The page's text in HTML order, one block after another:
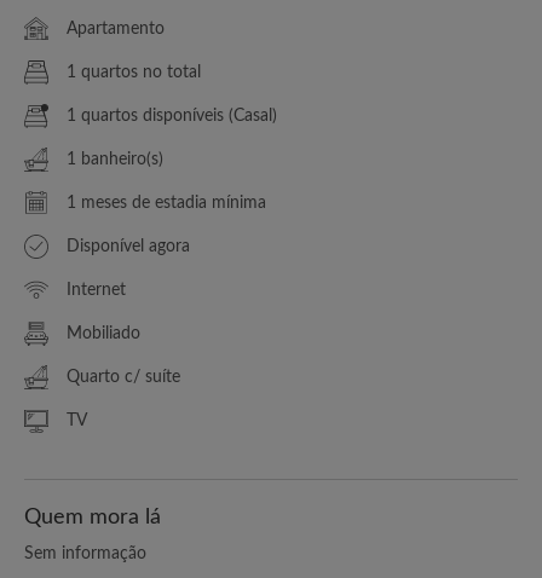
Apartamento
1 quartos no total
1 quartos disponíveis (Casal)
1 banheiro(s)
1 meses de estadia mínima
Disponível agora
Internet
Mobiliado
Quarto c/ suíte
TV
Quem mora lá
Sem informação